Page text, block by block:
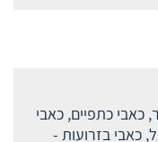
כאבי כתפיים, כאבי
כאבי בזרועות -